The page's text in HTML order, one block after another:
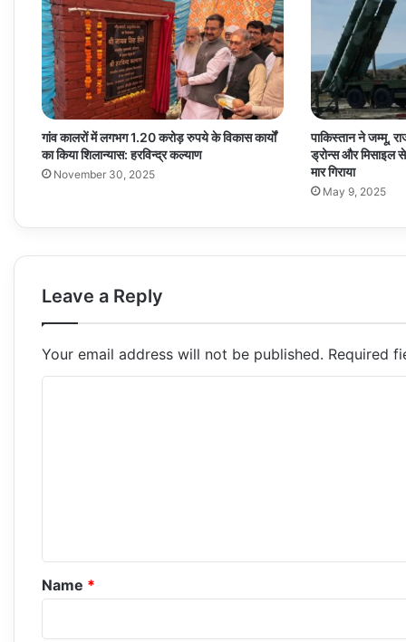
गांव कालरों में लगभग 1.20 करोड़ रुपये के विकास कार्यों
का किया शिलान्यास: हरविन्द्र कल्याण
November 30, 2025
पाकिस्तान ने जम्मू,
ड्रोन्स और मिसाइल
मार गिराया
May 9, 2025
Leave a Reply
Your email address will not be published. Required
*
Name *